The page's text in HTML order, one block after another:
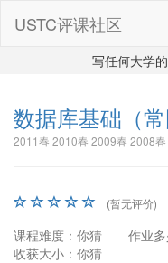
USTC评课社区
写任何大学
数据库基础 （
2011春 2010春 2009春 2008
(暂无评价)
课程难度：你猜 作业
收获大小：你猜